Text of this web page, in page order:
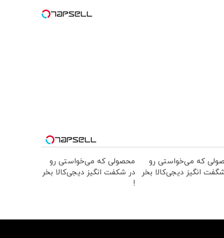
که می‌خواستی رو
انگیز دیجی‌کالا بخر
محصولی که می‌خواستی رو
در شکفت انگیز دیجی‌کالا بخر
!